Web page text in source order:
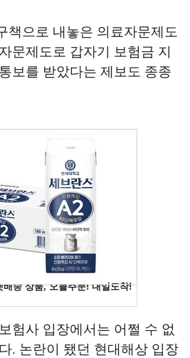
책으로 내놓은 의료자문제도
문제도로 갑자기 보험금 지
보를 받았다는 제보도 종종
험사 입장에서는 어쩔 수 없
. 논란이 됐던 현대해상 입장